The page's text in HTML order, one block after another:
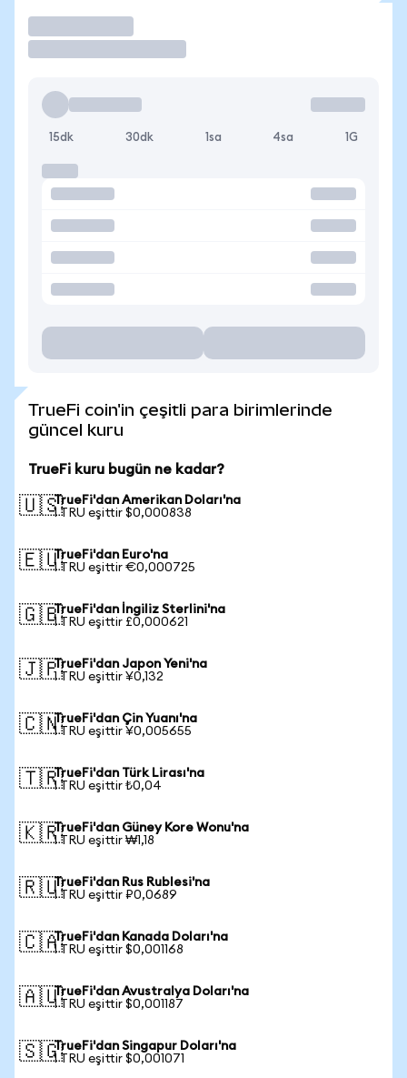
15dk 30dk 1sa 4sa 1G
TrueFi coin'in çeşitli para birimlerinde
güncel kuru
TrueFi kuru bugün ne kadar?
🇺🇸TrueFi'dan Amerikan Doları'na
1 TRU eşittir $0,000838
🇪🇺TrueFi'dan Euro'na
1 TRU eşittir €0,000725
🇬🇧TrueFi'dan İngiliz Sterlini'na
1 TRU eşittir £0,000621
🇯🇵TrueFi'dan Japon Yeni'na
1 TRU eşittir ¥0,132
🇨🇳TrueFi'dan Çin Yuanı'na
1 TRU eşittir ¥0,005655
🇹🇷TrueFi'dan Türk Lirası'na
1 TRU eşittir ₺0,04
🇰🇷TrueFi'dan Güney Kore Wonu'na
1 TRU eşittir ₩1,18
🇷🇺TrueFi'dan Rus Rublesi'na
1 TRU eşittir ₽0,0689
🇨🇦TrueFi'dan Kanada Doları'na
1 TRU eşittir $0,001168
🇦🇺TrueFi'dan Avustralya Doları'na
1 TRU eşittir $0,001187
🇸🇬TrueFi'dan Singapur Doları'na
1 TRU eşittir $0,001071